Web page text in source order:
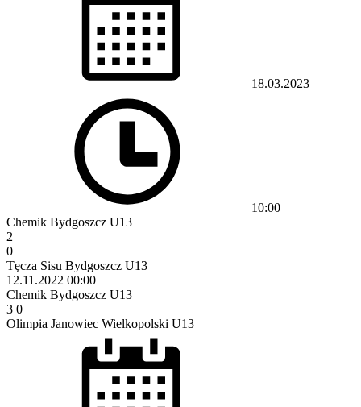
18.03.2023
10:00
Chemik Bydgoszcz U13
2
0
Tęcza Sisu Bydgoszcz U13
12.11.2022 00:00
Chemik Bydgoszcz U13
3 0
Olimpia Janowiec Wielkopolski U13